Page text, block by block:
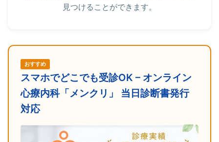
見つけることができます。
おすすめ
スマホでどこでも受診OK – オンライン
心療内科「メンクリ」 当日診断書発行
対応